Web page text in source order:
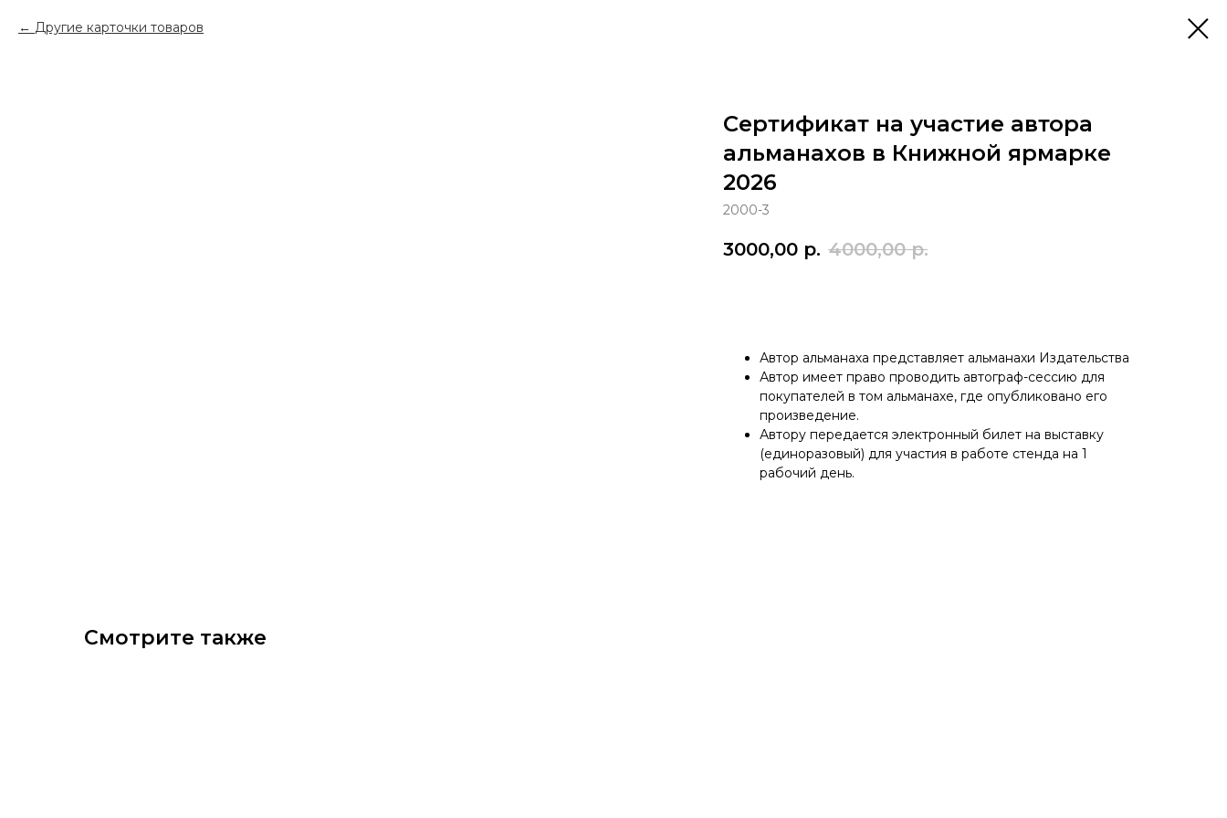
Другие карточки товаров
Сертификат на участие автора
альманахов в Книжной ярмарке
2026
2000-3
3000,00 р. 4000,00 р.
Автор альманаха представляет альманахи Издательства
Автор имеет право проводить автограф-сессию для
покупателей в том альманахе, где опубликовано его
произведение.
Автору передается электронный билет на выставку
(единоразовый) для участия в работе стенда на 1
рабочий день.
Смотрите также